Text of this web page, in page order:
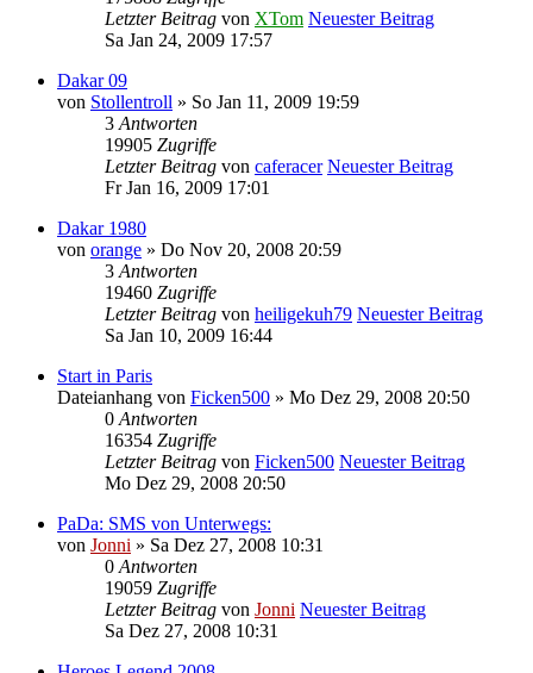
Letzter Beitrag von XTom Neuester Beitrag
Sa Jan 24, 2009 17:57
Dakar 09
von Stollentroll » So Jan 11, 2009 19:59
3 Antworten
19905 Zugriffe
Letzter Beitrag von caferacer Neuester Beitrag
Fr Jan 16, 2009 17:01
Dakar 1980
von orange » Do Nov 20, 2008 20:59
3 Antworten
19460 Zugriffe
Letzter Beitrag von heiligekuh79 Neuester Beitrag
Sa Jan 10, 2009 16:44
Start in Paris
Dateianhang von Ficken500 » Mo Dez 29, 2008 20:50
0 Antworten
16354 Zugriffe
Letzter Beitrag von Ficken500 Neuester Beitrag
Mo Dez 29, 2008 20:50
PaDa: SMS von Unterwegs:
von Jonni » Sa Dez 27, 2008 10:31
0 Antworten
19059 Zugriffe
Letzter Beitrag von Jonni Neuester Beitrag
Sa Dez 27, 2008 10:31